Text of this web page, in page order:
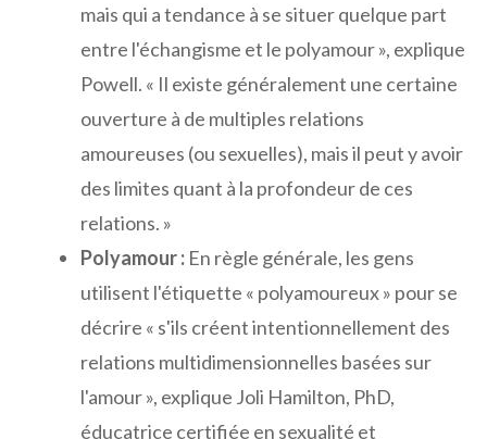
mais qui a tendance à se situer quelque part
entre l'échangisme et le polyamour », explique
Powell. « Il existe généralement une certaine
ouverture à de multiples relations
amoureuses (ou sexuelles), mais il peut y avoir
des limites quant à la profondeur de ces
relations. »
Polyamour : En règle générale, les gens
utilisent l'étiquette « polyamoureux » pour se
décrire « s'ils créent intentionnellement des
relations multidimensionnelles basées sur
l'amour », explique Joli Hamilton, PhD,
éducatrice certifiée en sexualité et